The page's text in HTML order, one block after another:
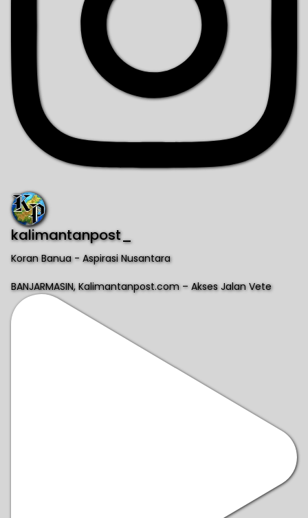
kalimantanpost_
Koran Banua - Aspirasi Nusantara
BANJARMASIN, Kalimantanpost.com – Akses Jalan Vete